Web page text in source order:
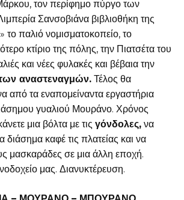
τον περίφημο πύργο των
Σανσοβιάνα βιβλιοθήκη της
το παλιό νομισματοκοπείο, το
κτίριο της πόλης, την Πιατσέτα του
και νέες φυλακές και βέβαια την
αναστεναγμών. Τέλος θα
από τα εναπομείναντα εργαστήρια
γυαλιού Μουράνο. Χρόνος
μια βόλτα με τις γόνδολες, να
διάσημα καφέ τις πλατείας και να
μασκαράδες σε μια άλλη εποχή.
μας. Διανυκτέρευση.